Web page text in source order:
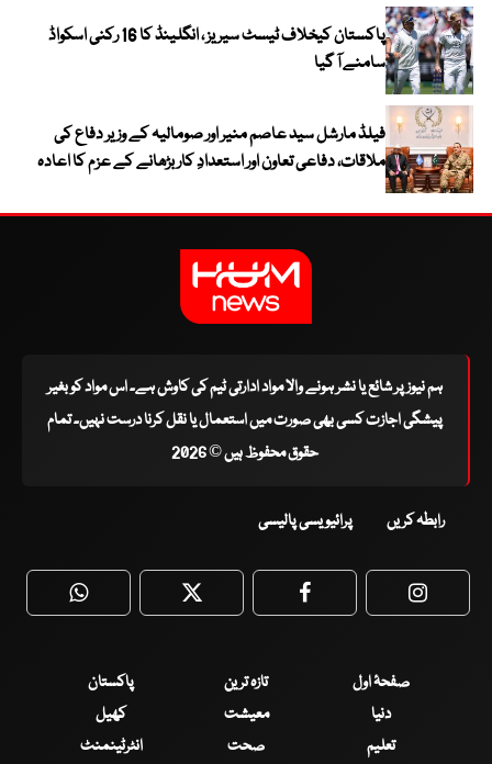
پاکستان کیخلاف ٹیسٹ سیریز ، انگلینڈ کا 16 رکنی اسکواڈ
سامنے آ گیا
فیلڈ مارشل سید عاصم منیر اور صومالیہ کے وزیر دفاع کی
ملاقات، دفاعی تعاون اور استعدادِ کار بڑھانے کے عزم کا اعادہ
ہم نیوز پر شائع یا نشر ہونے والا مواد ادارتی ٹیم کی کاوش ہے۔ اس مواد کو بغیر
پیشگی اجازت کسی بھی صورت میں استعمال یا نقل کرنا درست نہیں۔ تمام
حقوق محفوظ ہیں © 2026
رابطہ کریں پرائیویسی پالیسی
WhatsApp Twitter Facebook
صفحۂ اول تازہ ترین
پاکستان
دنیا
معیشت
کھیل
تعلیم
صحت انٹرٹینمنٹ